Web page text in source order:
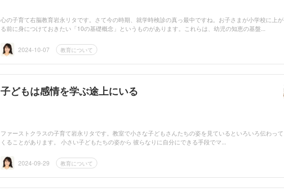
心の子育て右脳教育岩永リタです。さて今の時期、就学時検診の真っ最中ですね。お子さまが小学校に上が
る前に身につけておきたい「10の基礎概念」というものがあります。これらは、幼児の知恵の基盤...
2024-10-07 教育について
子どもは感情を学ぶ途上にいる
ファーストクラスの子育て岩永リタです。教室で小さな子どもさんたちの姿を見ているといろいろ伝わって
くることがあります。 小さい子どもたちの姿から 彼らなりに自分にできる手段でマ...
2024-09-29 教育について